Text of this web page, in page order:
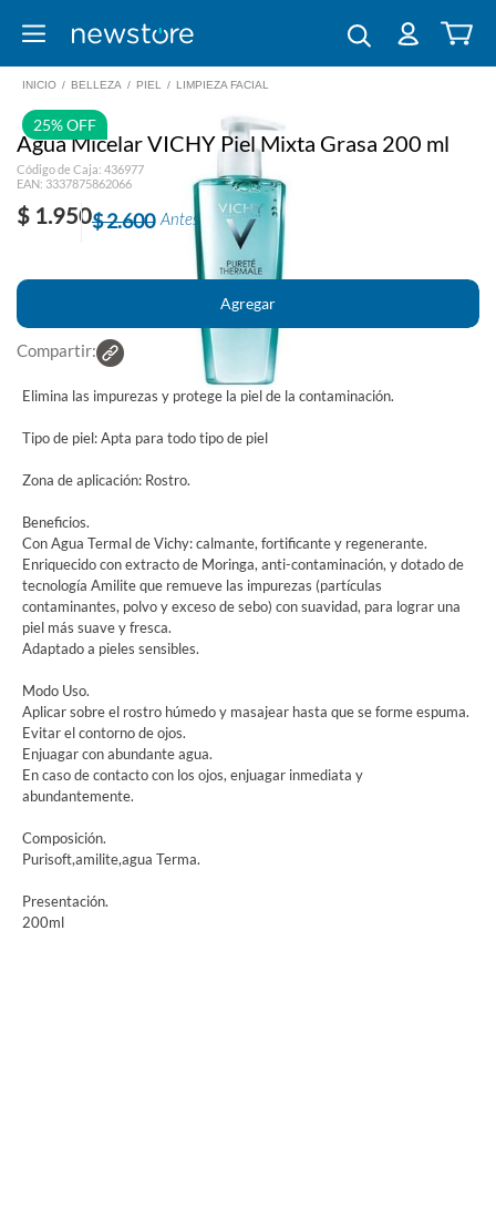
INICIO / BELLEZA / PIEL / LIMPIEZA FACIAL
25% OFF
Agua Micelar VICHY Piel Mixta Grasa 200 ml
Código de Caja: 436977
EAN: 3337875862066
$ 1.950 Antes
$ 2.600
Compartir:
Elimina las impurezas y protege la piel de la contaminación.
Tipo de piel: Apta para todo tipo de piel
Zona de aplicación: Rostro.
Beneficios.
Con Agua Termal de Vichy: calmante, fortificante y regenerante.
Enriquecido con extracto de Moringa, anti-contaminación, y dotado de
tecnología Amilite que remueve las impurezas (partículas
contaminantes, polvo y exceso de sebo) con suavidad, para lograr una
piel más suave y fresca.
Adaptado a pieles sensibles.
Modo Uso.
Aplicar sobre el rostro húmedo y masajear hasta que se forme espuma.
Evitar el contorno de ojos.
Enjuagar con abundante agua.
En caso de contacto con los ojos, enjuagar inmediata y
abundantemente.
Composición.
Purisoft,amilite,agua Terma.
Presentación.
200ml